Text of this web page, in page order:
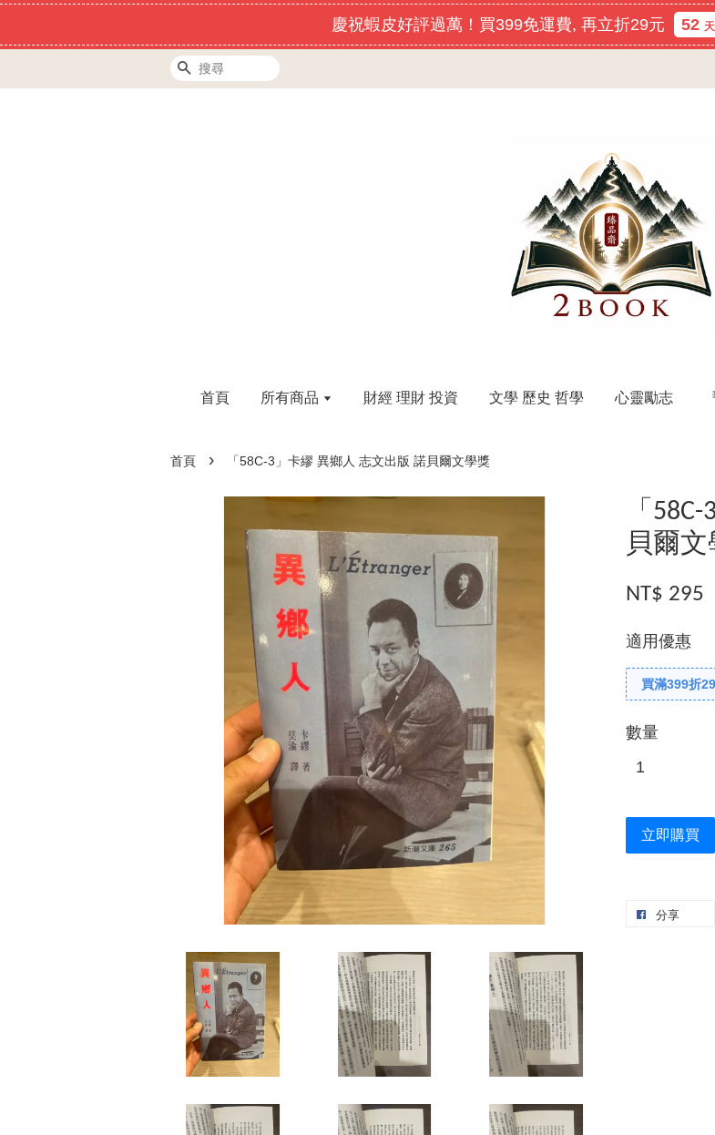
慶祝蝦皮好評過萬！買399免運費, 再立折29元 52 天
搜尋
首頁 所有商品 財經 理財 投資 文學 歷史 哲學 心靈勵志
首頁 › 「58C-3」卡繆 異鄉人 志文出版 諾貝爾文學獎
「
貝爾
NT$ 295
適用優惠
買滿399折
數量
立即購買
分享